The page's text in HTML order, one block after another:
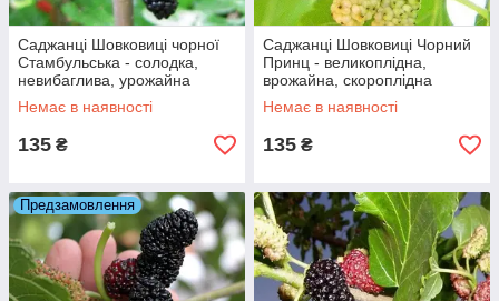
Саджанці Шовковиці чорної
Стамбульська - солодка,
невибаглива, урожайна
Немає в наявності
135 ₴
Саджанці Шовковиці Чорний
Принц - великоплідна,
врожайна, скороплідна
Немає в наявності
135 ₴
Предзамовлення